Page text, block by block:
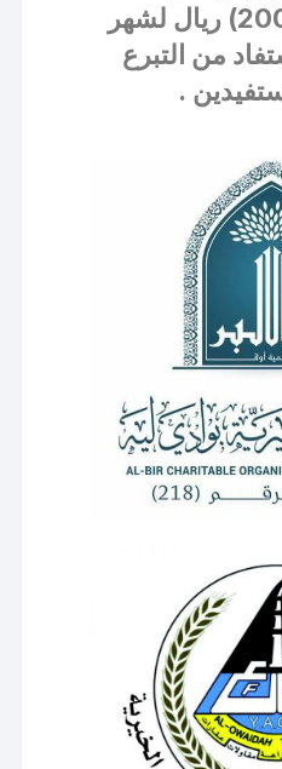
وقدره (2000) ريال لشهر
من التبرع